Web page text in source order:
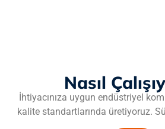
Nasıl
İhtiyacınıza uygun endüstriyel
kalite standartlarında üretiyoruz.